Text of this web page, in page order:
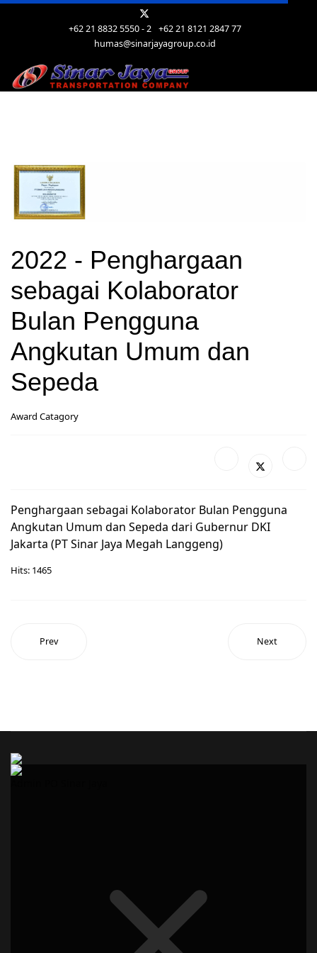
+62 21 8832 5550 - 2 +62 21 8121 2847 77
humas@sinarjayagroup.co.id
2022 - Penghargaan
sebagai Kolaborator
Bulan Pengguna
Angkutan Umum dan
Sepeda
Award Catagory
Penghargaan sebagai Kolaborator Bulan Pengguna
Angkutan Umum dan Sepeda dari Gubernur DKI
Jakarta (PT Sinar Jaya Megah Langgeng)
Hits: 1465
Prev Next